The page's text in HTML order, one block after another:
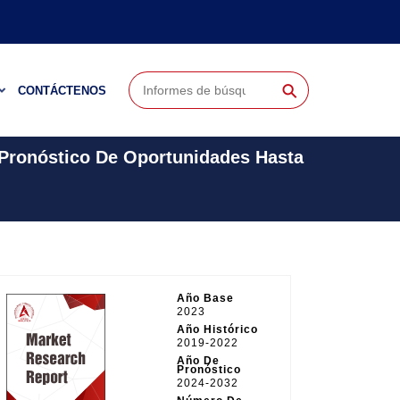
CONTÁCTENOS ⚲
De Oportunidades Hasta
Año Base
2023
Año Histórico
2019-2022
Año De
Pronóstico
2024-2032